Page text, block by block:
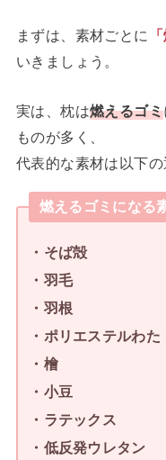
まずは、素材ごとに
いきましょう。
実は、枕は燃えるゴミ
ものが多く、
代表的な素材は以下の
燃えるゴミになる
・そば殻
・羽毛
・羽根
・ポリエステルわた
・檜
・小豆
・ラテックス
・低反発ウレタン